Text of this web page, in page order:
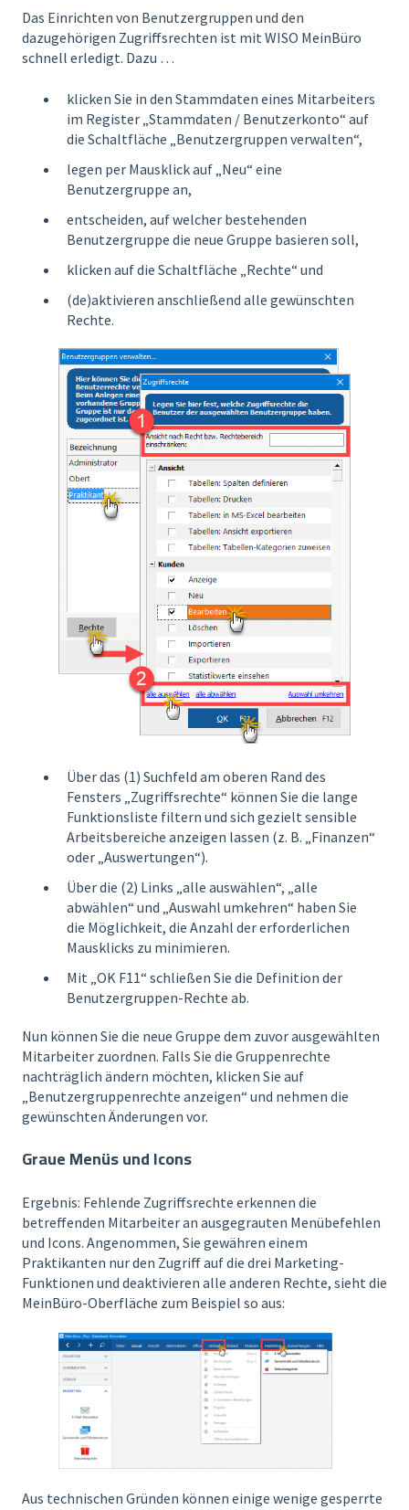
Das Einrichten von Benutzergruppen und den
dazugehörigen Zugriffsrechten ist mit WISO MeinBüro
schnell erledigt. Dazu …
klicken Sie in den Stammdaten eines Mitarbeiters
im Register „Stammdaten / Benutzerkonto“ auf
die Schaltfläche „Benutzergruppen verwalten“,
legen per Mausklick auf „Neu“ eine
Benutzergruppe an,
entscheiden, auf welcher bestehenden
Benutzergruppe die neue Gruppe basieren soll,
klicken auf die Schaltfläche „Rechte“ und
(de)aktivieren anschließend alle gewünschten
Rechte.
Über das (1) Suchfeld am oberen Rand des
Fensters „Zugriffsrechte“ können Sie die lange
Funktionsliste filtern und sich gezielt sensible
Arbeitsbereiche anzeigen lassen (z. B. „Finanzen“
oder „Auswertungen“).
Über die (2) Links „alle auswählen“, „alle
abwählen“ und „Auswahl umkehren“ haben Sie
die Möglichkeit, die Anzahl der erforderlichen
Mausklicks zu minimieren.
Mit „OK F11“ schließen Sie die Definition der
Benutzergruppen-Rechte ab.
Nun können Sie die neue Gruppe dem zuvor ausgewählten
Mitarbeiter zuordnen. Falls Sie die Gruppenrechte
nachträglich ändern möchten, klicken Sie auf
„Benutzergruppenrechte anzeigen“ und nehmen die
gewünschten Änderungen vor.
Graue Menüs und Icons
Ergebnis: Fehlende Zugriffsrechte erkennen die
betreffenden Mitarbeiter an ausgegrauten Menübefehlen
und Icons. Angenommen, Sie gewähren einem
Praktikanten nur den Zugriff auf die drei Marketing-
Funktionen und deaktivieren alle anderen Rechte, sieht die
MeinBüro-Oberfläche zum Beispiel so aus:
Aus technischen Gründen können einige wenige gesperrte